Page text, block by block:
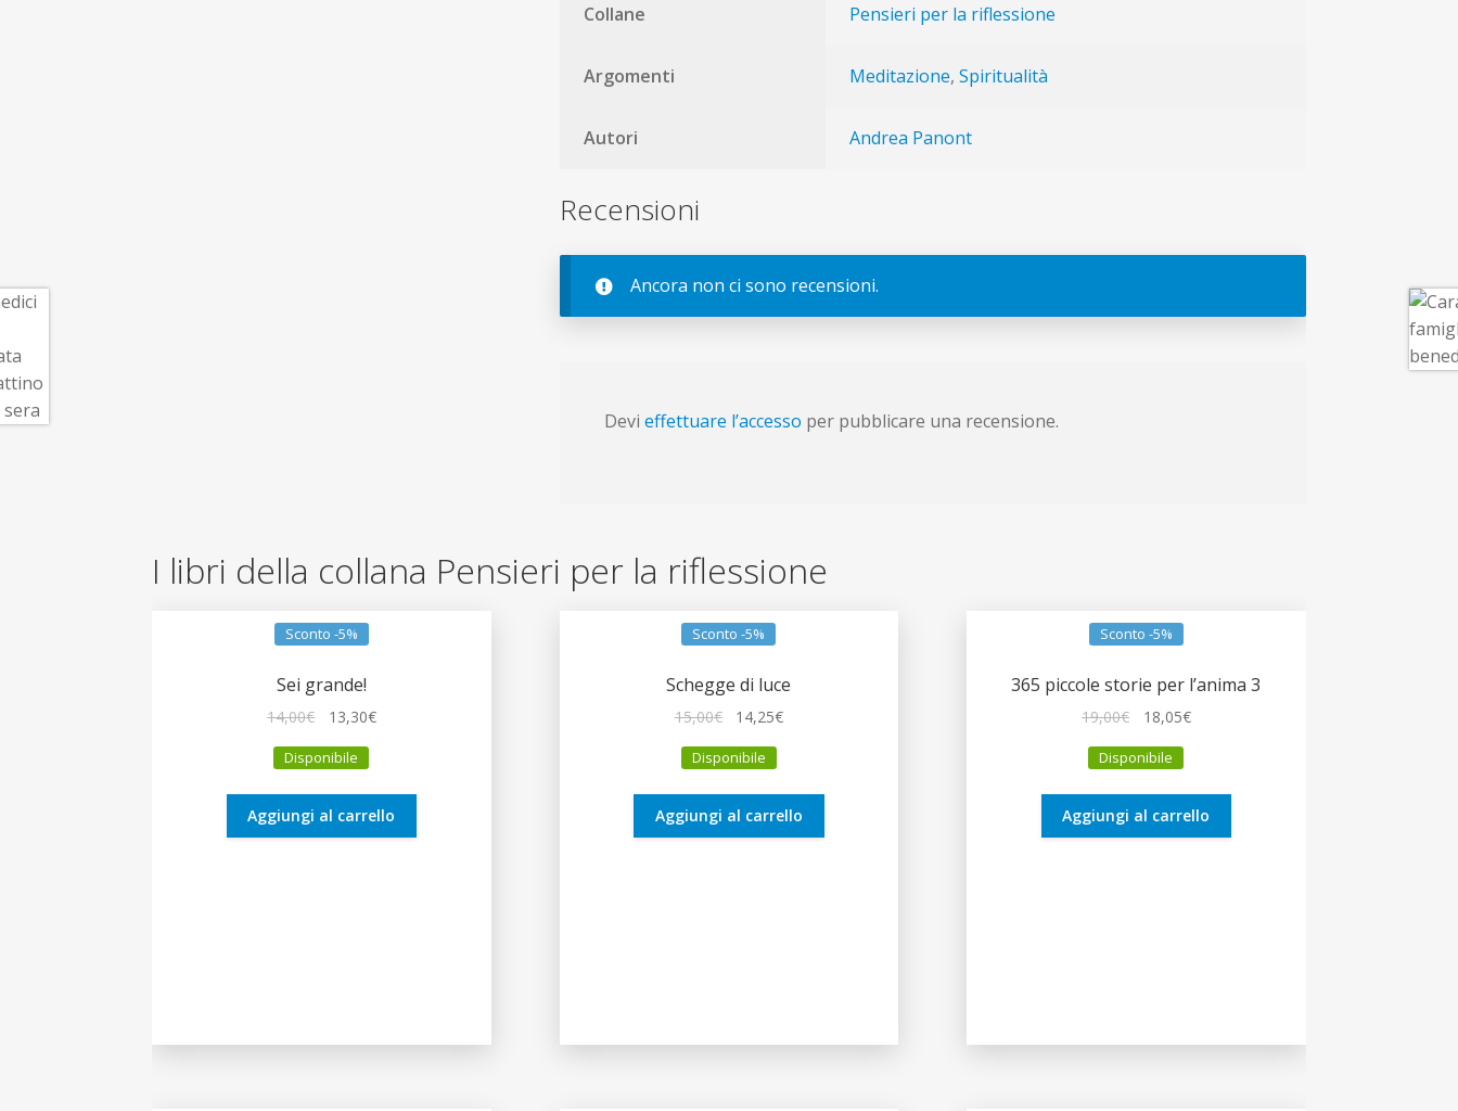
Collane Pensieri per la riflessione
Argomenti Meditazione,Spiritualità
Autori Andrea Panont
Recensioni
Ancora non ci sono recensioni.
Devieffettuare l’accesso per pubblicare una recensione.
I libri della collana Pensieri per la riflessione
Sconto -5%
Sei grande!
14,00€
originale
14,00€.
13,30€Il
13,30€.
Disponibile
Aggiungi al carrello
Sconto -5%
Schegge di luce
15,00€
originale
15,00€.
14,25€Il
14,25€.
Disponibile
Aggiungi al carrello
Sconto -5%
365 piccole storie per l’anima 3
19,00€
originale
19,00€.
18,05€Il
18,05€.
Disponibile
Aggiungi al carrello